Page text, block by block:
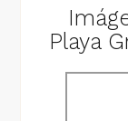
COSTA BRAVA
Playa